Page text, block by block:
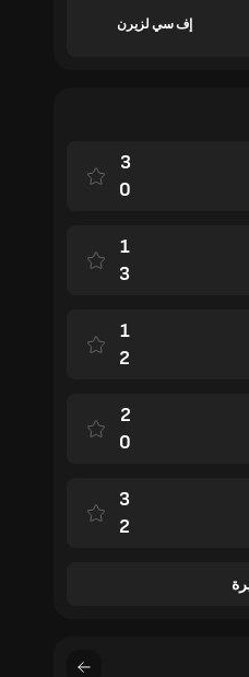
إف سي لزيرن
3
0
1
3
1
2
2
0
3
2